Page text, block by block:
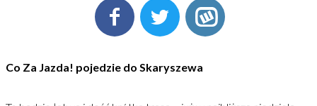
Co Za Jazda! pojedzie do Skaryszewa